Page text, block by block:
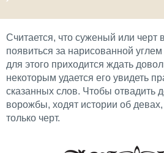
Считается, что суженый или черт
появиться за нарисованной
для этого приходится ждать
некоторым удается его увидеть
сказанных слов. Чтобы отвадить
ворожбы, ходят истории об
только черт.